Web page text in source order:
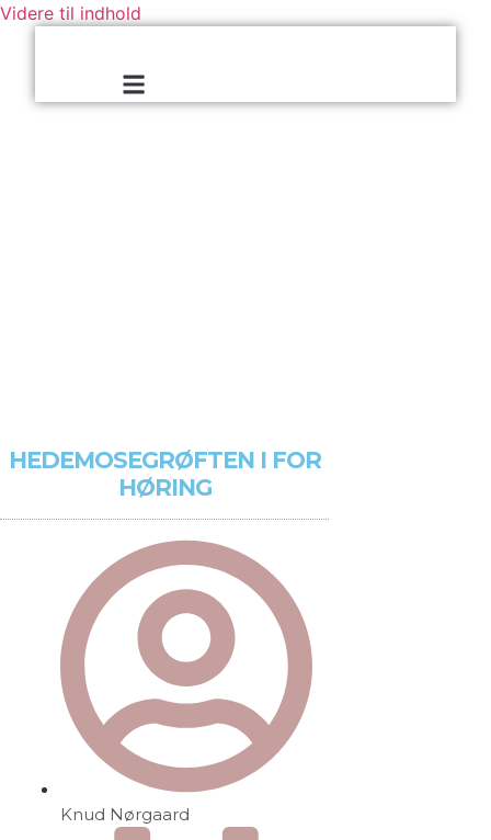
Videre til indhold
HEDEMOSEGRØFTEN I FOR
HØRING
Knud Nørgaard